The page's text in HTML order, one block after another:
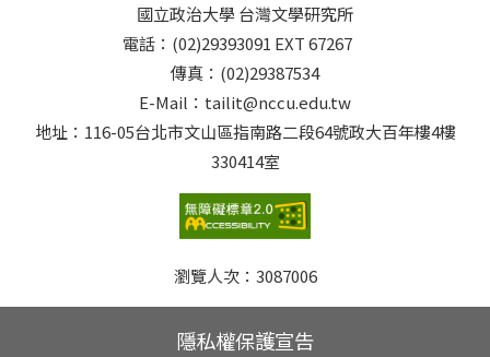
國立政治大學 台灣文學研究所
電話：(02)29393091 EXT 67267
傳真：(02)29387534
E-Mail：tailit@nccu.edu.tw
地址：116-05台北市文山區指南路二段64號政大百年樓4樓
330414室
瀏覽人次： 3087006
隱私權保護宣告